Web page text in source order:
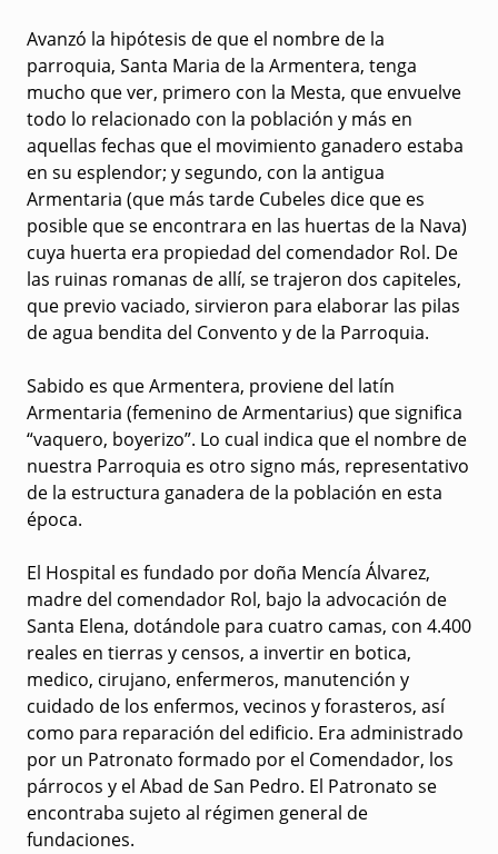
Avanzó la hipótesis de que el nombre de la
parroquia, Santa Maria de la Armentera, tenga
mucho que ver, primero con la Mesta, que envuelve
todo lo relacionado con la población y más en
aquellas fechas que el movimiento ganadero estaba
en su esplendor; y segundo, con la antigua
Armentaria (que más tarde Cubeles dice que es
posible que se encontrara en las huertas de la Nava)
cuya huerta era propiedad del comendador Rol. De
las ruinas romanas de allí, se trajeron dos capiteles,
que previo vaciado, sirvieron para elaborar las pilas
de agua bendita del Convento y de la Parroquia.
Sabido es que Armentera, proviene del latín
Armentaria (femenino de Armentarius) que significa
“vaquero, boyerizo”. Lo cual indica que el nombre de
nuestra Parroquia es otro signo más, representativo
de la estructura ganadera de la población en esta
época.
El Hospital es fundado por doña Mencía Álvarez,
madre del comendador Rol, bajo la advocación de
Santa Elena, dotándole para cuatro camas, con 4.400
reales en tierras y censos, a invertir en botica,
medico, cirujano, enfermeros, manutención y
cuidado de los enfermos, vecinos y forasteros, así
como para reparación del edificio. Era administrado
por un Patronato formado por el Comendador, los
párrocos y el Abad de San Pedro. El Patronato se
encontraba sujeto al régimen general de
fundaciones.